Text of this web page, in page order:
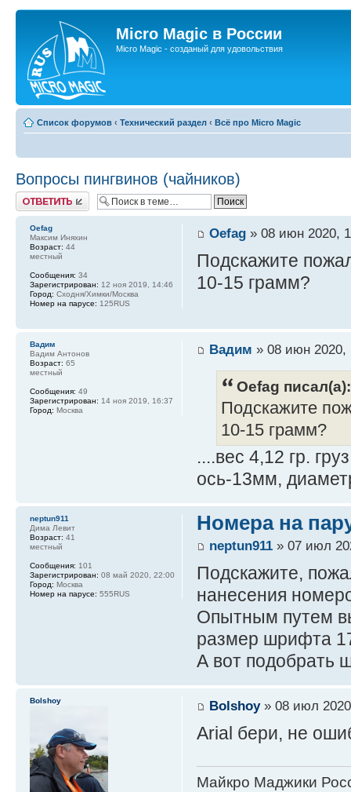
Micro Magic в России
Micro Magic - созданый для удовольствия
Список форумов ‹ Технический раздел ‹ Всё про Micro Magic
Вопросы пингвинов (чайников)
Ответить
Oefag» 08 июн 2020,
Подскажите
10-15 грамм?
Oefag
Максим Иняхин
Возраст: 44
местный
Сообщения: 34
Зарегистрирован: 12 ноя 2019, 14:46
Город: Сходня/Химки/Москва
Номер на парусе: 125RUS
Вадим » 08 июн 2020,
Oefag писал(а):
Подскажите
10-15 грамм?
....вес 4,12 гр.
ось-13мм,
Вадим
Вадим Антонов
Возраст: 65
местный
Сообщения: 49
Зарегистрирован: 14 ноя 2019, 16:37
Город: Москва
Номера на
neptun911» 07 июл
Подскажите,
нанесения
Опытным путем
размер шрифта
А вот подобрать
neptun911
Дима Левит
Возраст: 41
местный
Сообщения: 101
Зарегистрирован: 08 май 2020, 22:00
Город: Москва
Номер на парусе: 555RUS
Bolshoy» 08 июл
Arial бери, не
Майкро Маджики
Bolshoy